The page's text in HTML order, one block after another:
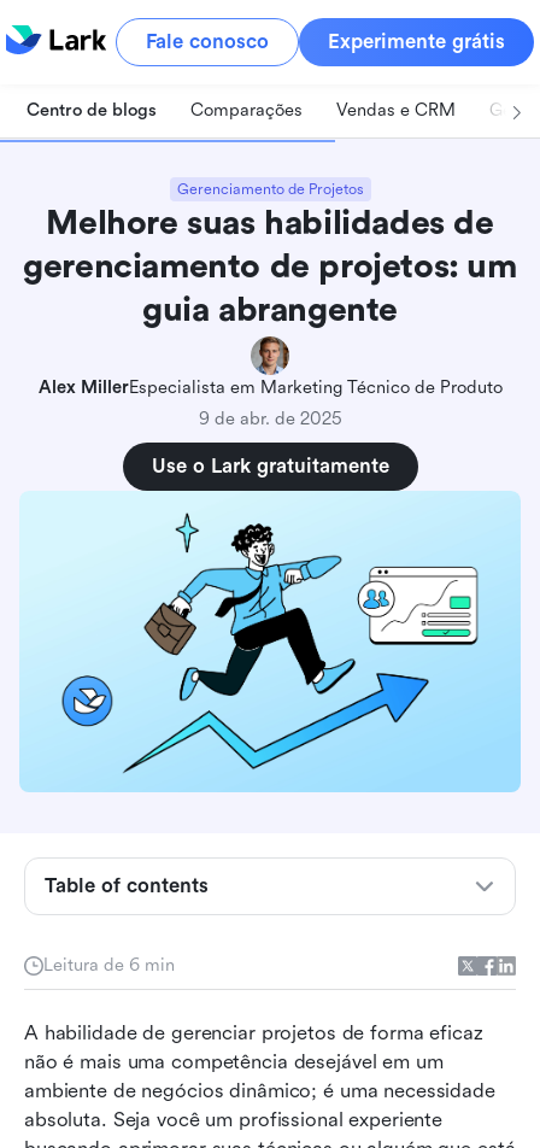
Fale conosco Experimente grátis
Centro de blogs Comparações Vendas e CRM
Gerenciamento de Projetos
Melhore suas habilidades de
gerenciamento de projetos: um
guia abrangente
Alex MillerEspecialista em Marketing Técnico de Produto
9 de abr. de 2025
Use o Lark gratuitamente
Leitura de 6 min
A habilidade de gerenciar projetos de forma eficaz
não é mais uma competência desejável em um
ambiente de negócios dinâmico; é uma necessidade
absoluta. Seja você um profissional experiente
Table of contents
Por que as habilidades de gerenciamento de
projetos são importantes
Técnicas avançadas de gerenciamento de
projetos
Comunicação, trabalho em equipe e habilidades
de resolução de conflitos em gerenciamento de
Certificações em gerenciamento de projetos e
aprendizado contínuo para o sucesso da sua
equipe